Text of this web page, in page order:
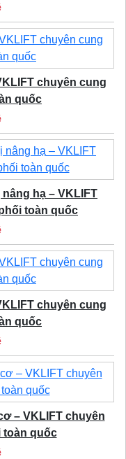
chuyên cung
quốc
hạ – VKLIFT
toàn quốc
chuyên cung
quốc
– VKLIFT chuyên
toàn quốc